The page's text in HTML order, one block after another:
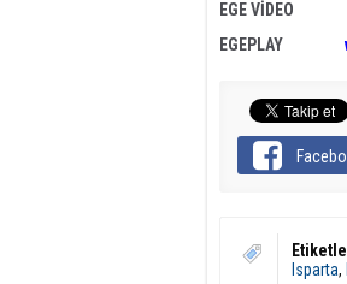
EGE VİDEO
EGEPLAY
Isparta,